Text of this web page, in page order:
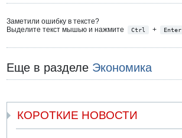
Заметили ошибку в тексте?
Выделите текст мышью и нажмите
Ctrl + Enter
Еще в разделе Экономика
КОРОТКИЕ НОВОСТИ